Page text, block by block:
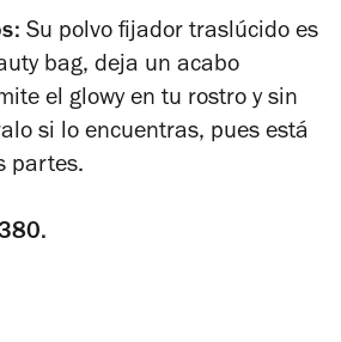
Su polvo fijador traslúcido es
bag, deja un acabo
el glowy en tu rostro y sin
si lo encuentras, pues está
partes.